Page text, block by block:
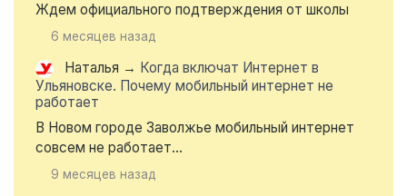
Ждем официального подтверждения от школы
6 месяцев назад
Наталья → Когда включат Интернет в
Ульяновске. Почему мобильный интернет не
работает
В Новом городе Заволжье мобильный интернет
совсем не работает...
9 месяцев назад